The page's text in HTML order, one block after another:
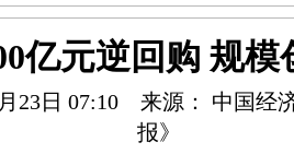
亿元逆回购 规模
23日 07:10
来源： 中国经
报》